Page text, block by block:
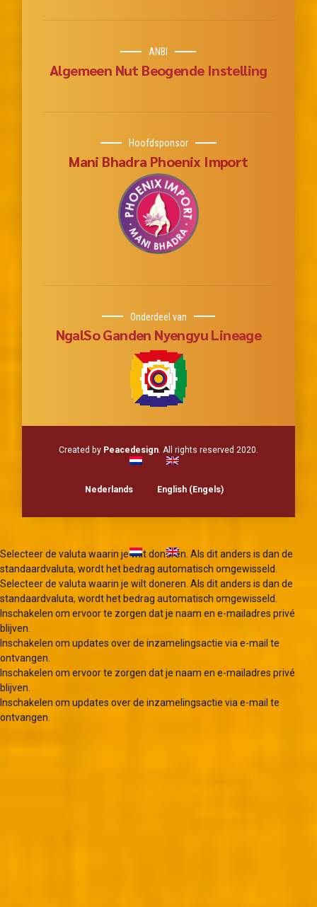
ANBI
Algemeen Nut Beogende Instelling
Hoofdsponsor
Mani Bhadra Phoenix Import
Onderdeel van
NgalSo Ganden Nyengyu Lineage
Created by Peacedesign. All rights reserved 2020.
Nederlands English (Engels)
Selecteer de valuta waarin je wilt doneren. Als dit anders is dan de
standaardvaluta, wordt het bedrag automatisch omgewisseld.
Selecteer de valuta waarin je wilt doneren. Als dit anders is dan de
standaardvaluta, wordt het bedrag automatisch omgewisseld.
Inschakelen om ervoor te zorgen dat je naam en e-mailadres privé
blijven.
Inschakelen om updates over de inzamelingsactie via e-mail te
ontvangen.
Inschakelen om ervoor te zorgen dat je naam en e-mailadres privé
blijven.
Inschakelen om updates over de inzamelingsactie via e-mail te
ontvangen.